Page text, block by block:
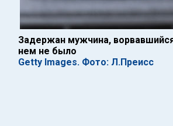
Задержан мужчина,
нем не было
Getty Images. Фото: Л.Преисс